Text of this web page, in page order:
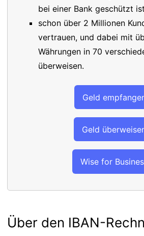
bei einer Bank geschützt
schon über 2 Millionen
vertrauen, und dabei mit
Währungen in 70
überweisen.
Geld
Geld
Wise for
Über den IBAN-